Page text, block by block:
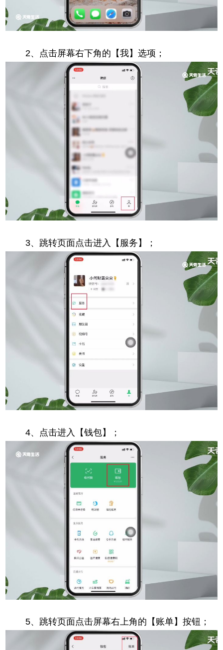
2、点击屏幕右下角的【我】选项；
3、跳转页面点击进入【服务】；
4、点击进入【钱包】；
5、跳转页面点击屏幕右上角的【账单】按钮；